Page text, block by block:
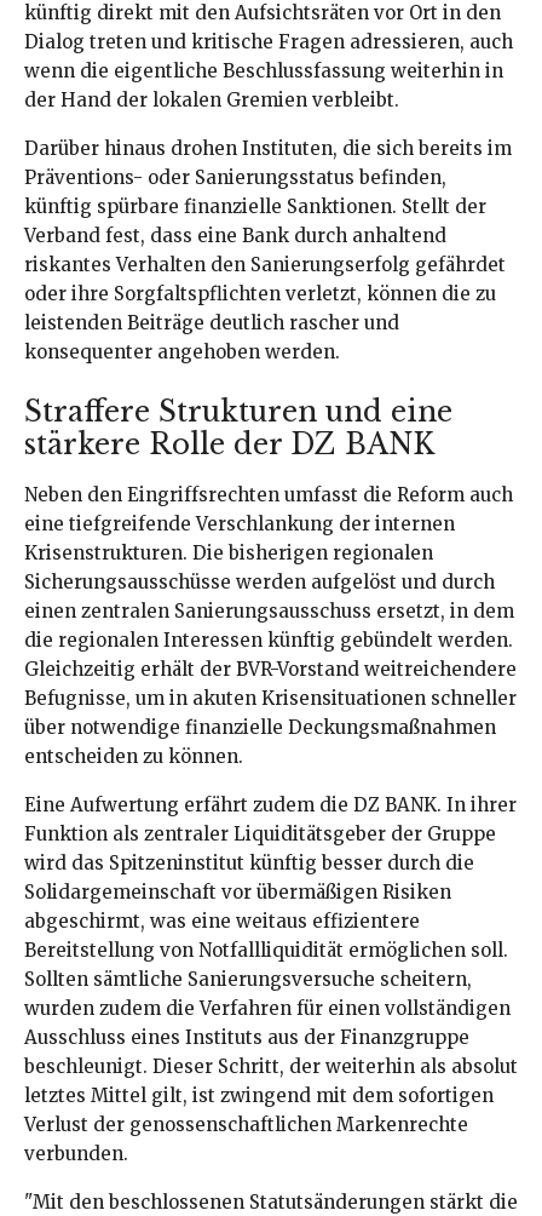
künftig direkt mit den Aufsichtsräten vor Ort in den
Dialog treten und kritische Fragen adressieren, auch
wenn die eigentliche Beschlussfassung weiterhin in
der Hand der lokalen Gremien verbleibt.
Darüber hinaus drohen Instituten, die sich bereits im
Präventions- oder Sanierungsstatus befinden,
künftig spürbare finanzielle Sanktionen. Stellt der
Verband fest, dass eine Bank durch anhaltend
riskantes Verhalten den Sanierungserfolg gefährdet
oder ihre Sorgfaltspflichten verletzt, können die zu
leistenden Beiträge deutlich rascher und
konsequenter angehoben werden.
Straffere Strukturen und eine
stärkere Rolle der DZ BANK
Neben den Eingriffsrechten umfasst die Reform auch
eine tiefgreifende Verschlankung der internen
Krisenstrukturen. Die bisherigen regionalen
Sicherungsausschüsse werden aufgelöst und durch
einen zentralen Sanierungsausschuss ersetzt, in dem
die regionalen Interessen künftig gebündelt werden.
Gleichzeitig erhält der BVR-Vorstand weitreichendere
Befugnisse, um in akuten Krisensituationen schneller
über notwendige finanzielle Deckungsmaßnahmen
entscheiden zu können.
Eine Aufwertung erfährt zudem die DZ BANK. In ihrer
Funktion als zentraler Liquiditätsgeber der Gruppe
wird das Spitzeninstitut künftig besser durch die
Solidargemeinschaft vor übermäßigen Risiken
abgeschirmt, was eine weitaus effizientere
Bereitstellung von Notfallliquidität ermöglichen soll.
Sollten sämtliche Sanierungsversuche scheitern,
wurden zudem die Verfahren für einen vollständigen
Ausschluss eines Instituts aus der Finanzgruppe
beschleunigt. Dieser Schritt, der weiterhin als absolut
letztes Mittel gilt, ist zwingend mit dem sofortigen
Verlust der genossenschaftlichen Markenrechte
verbunden.
"Mit den beschlossenen Statutsänderungen stärkt die